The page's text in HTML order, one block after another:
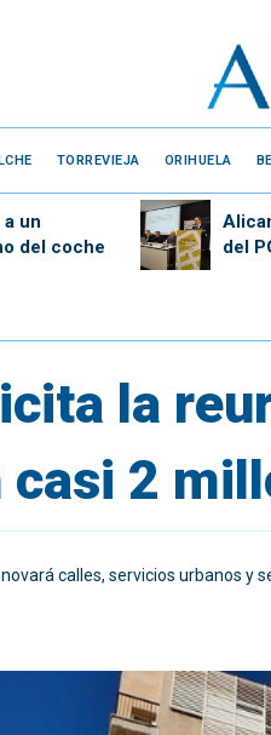
TORREVIEJA ORIHUELA
un
del coche
del
la
casi 2
calles, servicios urbanos y